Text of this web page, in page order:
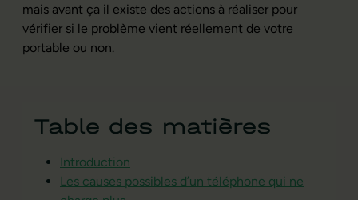
mais avant ça il existe des actions à réaliser pour
vérifier si le problème vient réellement de votre
portable ou non.
Table des matières
Introduction
Les causes possibles d’un téléphone qui ne